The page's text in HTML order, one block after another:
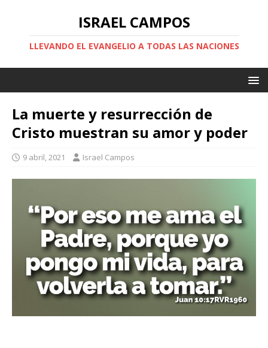
ISRAEL CAMPOS
LLEVANDO EL EVANGELIO A TODAS LAS NACIONES
La muerte y resurrección de
Cristo muestran su amor y poder
9 abril, 2021 Israel Campos